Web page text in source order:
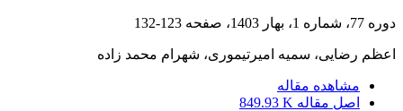
دوره 77، شماره 1، بهار 1403، صفحه 123-132
اعظم رضایی، سمیه امیرتیموری، شهرام محمد زاده
مشاهده مقاله
اصل مقاله 849.93 K